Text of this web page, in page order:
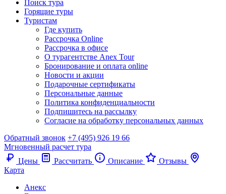
Поиск тура
Горящие туры
Туристам
Где купить
Рассрочка Online
Рассрочка в офисе
О турагентстве Anex Tour
Бронирование и оплата online
Новости и акции
Подарочные сертификаты
Персональные данные
Политика конфиденциальности
Подпишитесь на рассылку
Согласие на обработку персональных данных
Обратный звонок +7 (495) 926 19 66
Мгновенный расчет тура
Цены
Рассчитать Описание
Отзывы
Карта
Анекс